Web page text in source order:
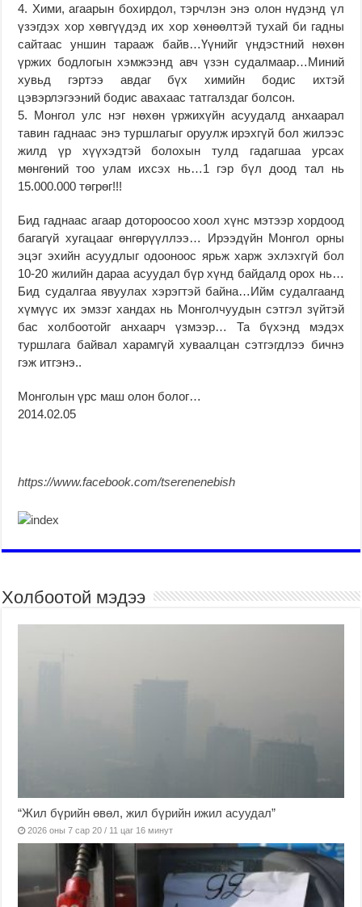
4. Хими, агаарын бохирдол, тэрчлэн энэ олон нүдэнд үл
үзэгдэх хор хөвгүүдэд их хор хөнөөлтэй тухай би гадны
сайтаас уншин тарааж байв…Үүнийг үндэстний нөхөн
үржих бодлогын хэмжээнд авч үзэн судалмаар…Миний
хувьд гэртээ авдаг бүх химийн бодис ихтэй
цэвэрлэгээний бодис авахаас татгалздаг болсон.
5. Монгол улс нэг нөхөн үржихүйн асуудалд анхаарал
тавин гаднаас энэ туршлагыг оруулж ирэхгүй бол жилээс
жилд үр хүүхэдтэй болохын тулд гадагшаа урсах
мөнгөний тоо улам ихсэх нь…1 гэр бүл доод тал нь
15.000.000 төгрөг!!!
Бид гаднаас агаар доторooсoo хоол хүнс мэтээр хордоод
багагүй хугaцааг өнгөрүүллээ… Ирээдүйн Монгол орны
эцэг эхийн асуудлыг одооноос ярьж харж эхлэхгүй бол
10-20 жилийн дараа асуудал бүр хүнд байдалд орох нь…
Бид судалгаа явуулах хэрэгтэй байна…Ийм судалгаанд
хүмүүс их эмзэг хандах нь Монголчуудын сэтгэл зүйтэй
бас холбоотойг анхаарч үзмээр… Та бүхэнд мэдэх
туршлага байвал харамгүй хуваалцан сэтгэгдлээ бичнэ
гэж итгэнэ..
Монголын үрс маш олон болог…
2014.02.05
https://www.facebook.com/tserenenebish
Холбоотой мэдээ
“Жил бүрийн өвөл, жил бүрийн ижил асуудал”
2026 оны 7 сар 20 / 11 цаг 16 минут